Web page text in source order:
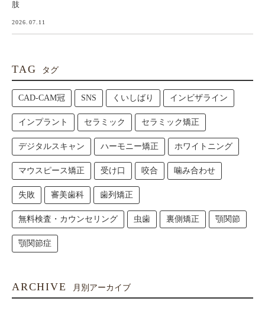
肢
2026.07.11
TAG タグ
CAD-CAM冠 SNS くいしばり インビザライン
インプラント セラミック セラミック矯正
デジタルスキャン ハーモニー矯正 ホワイトニング
マウスピース矯正 受け口 咬合 噛み合わせ
失敗 審美歯科 歯列矯正
無料検査・カウンセリング 虫歯 裏側矯正 顎関節
顎関節症
ARCHIVE 月別アーカイブ